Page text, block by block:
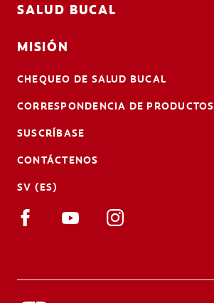
SALUD BUCAL
MISIÓN
CHEQUEO DE SALUD BUCAL
CORRESPONDENCIA DE PRODUCTOS
SUSCRÍBASE
CONTÁCTENOS
SV (ES)